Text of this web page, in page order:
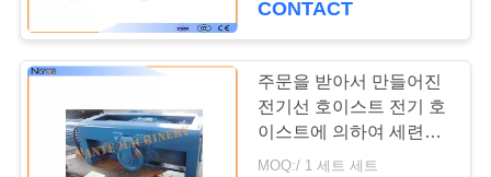
사
이
CONTACT
주문을 받아서 만들어진
전기선 호이스트 전기 호
이스트에 의하여 세련되
는 구조
MOQ:/ 1 세트 세트